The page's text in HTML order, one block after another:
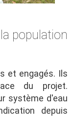
population
et engagés. Ils
du projet.
système d'eau
depuis